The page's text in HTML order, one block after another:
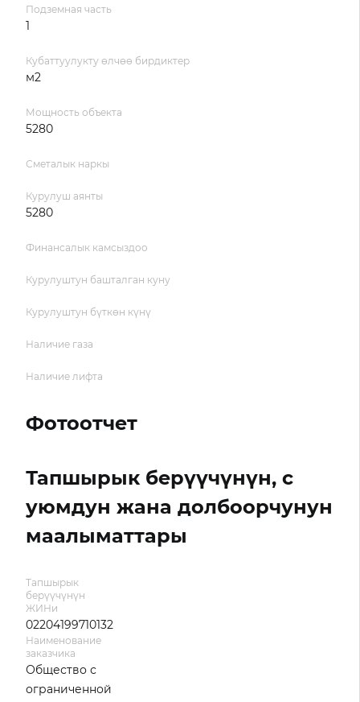
Подземная часть
1
Кубаттуулукту өлчөө бирдиктер
м2
Мощность объекта
5280
Сметалык наркы
Курулуш аянты
5280
Финансалык камсыздоо
Курулуштун башталган куну
Курулуштун бүткөн күнү
Наличие газа
Наличие лифта
Фотоотчет
Тапшырык берүүчүнүн, с
уюмдун жана долбоорчунун
маалыматтары
Тапшырык
берүүчүнүн
ЖИНи
02204199710132
Наименование
заказчика
Общество с
ограниченной